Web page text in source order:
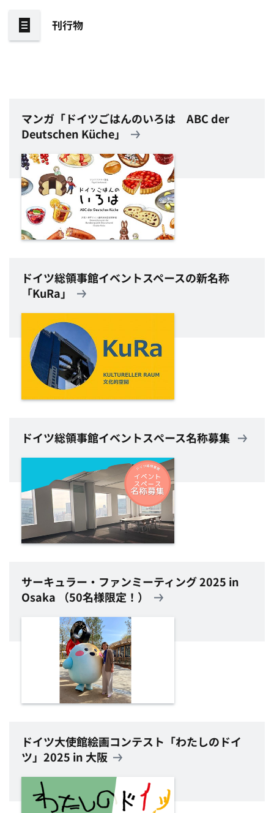
刊行物
マンガ「ドイツごはんのいろは
ABC der
Deutschen Küche」
ドイツ総領事館イベントスペースの新名称
「KuRa」
ドイツ総領事館イベントスぺース名称募集
サーキュラー・ファンミーティング 2025 in
Osaka （50名様限定！）
ドイツ大使館絵画コンテスト「わたしのドイ
ツ」2025 in 大阪